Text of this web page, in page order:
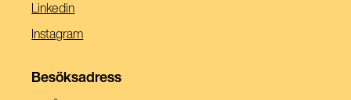
Linkedin(Öppnas
Nytt
Instagram(Öppnas
Ett
Besöksadress